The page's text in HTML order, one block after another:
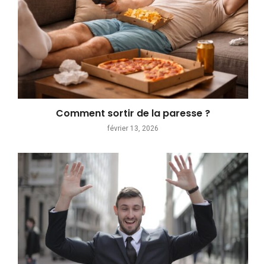
Comment sortir de la paresse ?
février 13, 2026